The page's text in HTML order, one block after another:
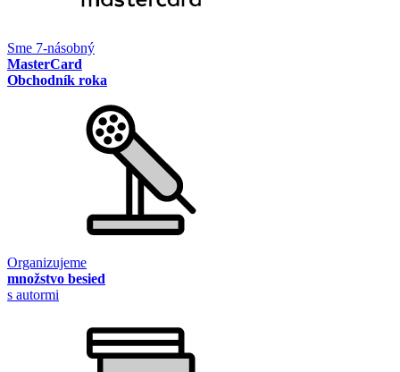
Sme 7-násobný
MasterCard
Obchodník roka
Organizujeme
množstvo besied
s autormi